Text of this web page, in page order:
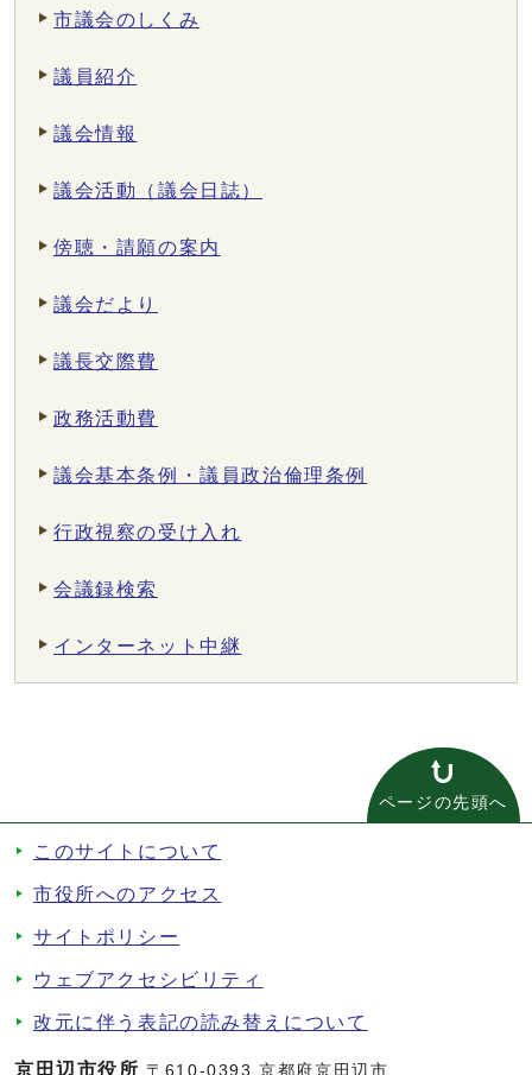
市議会のしくみ
議員紹介
議会情報
議会活動（議会日誌）
傍聴・請願の案内
議会だより
議長交際費
政務活動費
議会基本条例・議員政治倫理条例
行政視察の受け入れ
会議録検索
インターネット中継
ページの先頭へ
このサイトについて
市役所へのアクセス
サイトポリシー
ウェブアクセシビリティ
改元に伴う表記の読み替えについて
京田辺市役所 〒610-0393 京都府京田辺市